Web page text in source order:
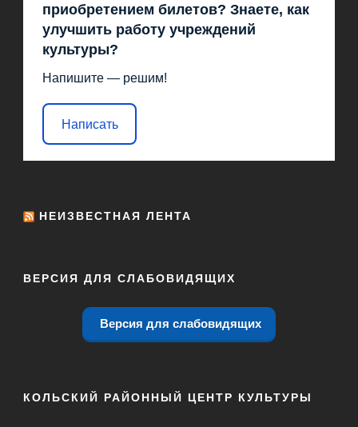
приобретением билетов? Знаете, как
улучшить работу учреждений
культуры?
Напишите — решим!
Написать
НЕИЗВЕСТНАЯ ЛЕНТА
ВЕРСИЯ ДЛЯ СЛАБОВИДЯЩИХ
Версия для слабовидящих
КОЛЬСКИЙ РАЙОННЫЙ ЦЕНТР КУЛЬТУРЫ